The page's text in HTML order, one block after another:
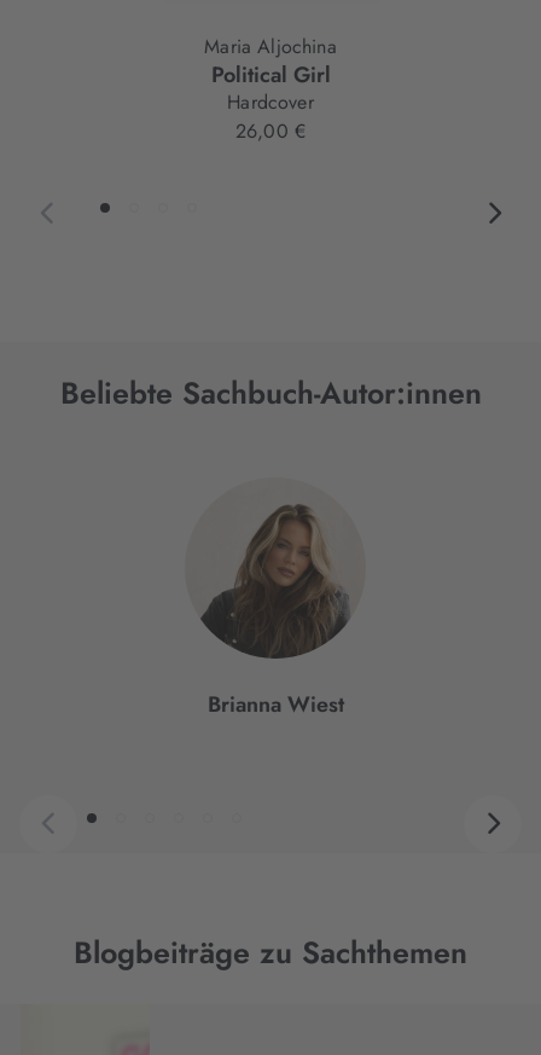
Maria Aljochina
Political Girl
Hardcover
26,00 €
Beliebte Sachbuch-Autor:innen
Brianna Wiest
Blogbeiträge zu Sachthemen